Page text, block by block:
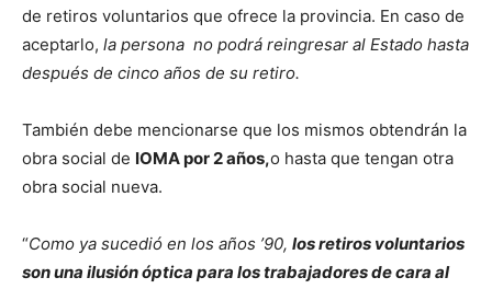
de retiros voluntarios que ofrece la provincia. En caso de
aceptarlo, la persona no podrá reingresar al Estado hasta
después de cinco años de su retiro.
También debe mencionarse que los mismos obtendrán la
obra social de IOMA por 2 años,o hasta que tengan otra
obra social nueva.
“Como ya sucedió en los años ’90, los retiros voluntarios
son una ilusión óptica para los trabajadores de cara al